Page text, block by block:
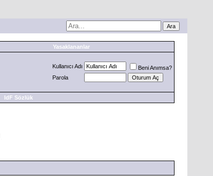
Yasaklananlar
Kullanıcı Adı
Beni Anımsa?
Parola
IdF Sözlük